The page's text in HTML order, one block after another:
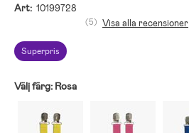
Art: 10199728
Superpris
(5) Visa alla recensioner
Välj färg: Rosa